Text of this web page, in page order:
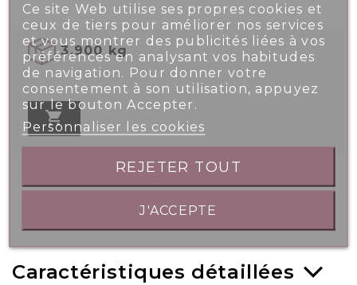
3.900 kg

Caractéristiques détaillées
Ce site Web utilise ses propres cookies et
ceux de tiers pour améliorer nos services
et vous montrer des publicités liées à vos
préférences en analysant vos habitudes
de navigation. Pour donner votre
consentement à son utilisation, appuyez
sur le bouton Accepter.
Personnaliser les cookies
REJETER TOUT
J'ACCEPTE